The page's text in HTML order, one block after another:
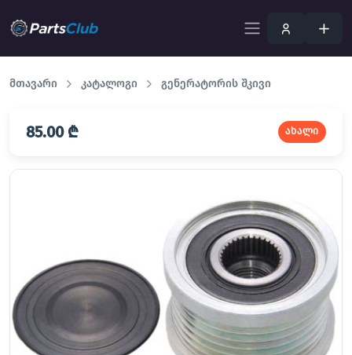
მთავარი კატალოგი გენერატორის შკივი
85.00 ₾ ახალი